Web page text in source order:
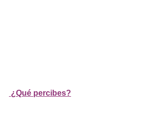
¿Qué percibes?